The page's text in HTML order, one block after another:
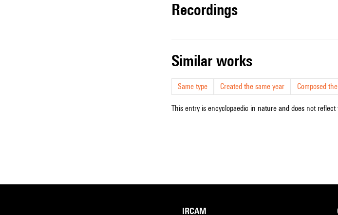
recordings
similar works
Same type Created the same year Composed
This entry is encyclopaedic in nature and does not
IRCAM